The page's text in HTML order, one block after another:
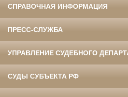
СПРАВОЧНАЯ ИНФОРМАЦИЯ
ПРЕСС-СЛУЖБА
УПРАВЛЕНИЕ СУДЕБНОГО
СУДЫ СУБЪЕКТА РФ